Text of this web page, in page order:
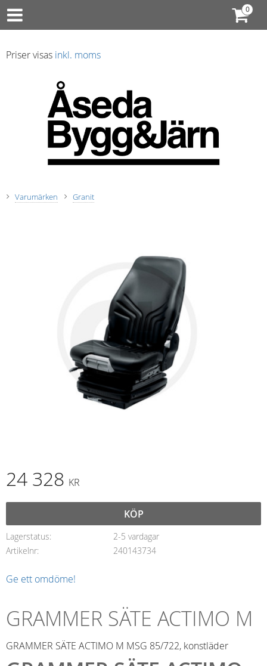
Priser visas inkl. moms
Varumärken Granit
24 328 KR
KÖP
Lagerstatus
2-5 vardagar
Artikelnr
240143734
Ge ett omdöme!
GRAMMER SÄTE ACTIMO M
GRAMMER SÄTE ACTIMO M MSG 85/722, konstläder